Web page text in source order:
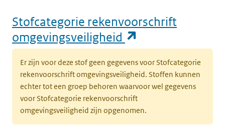
Stofcategorie rekenvoorschrift
omgevingsveiligheid
Er zijn voor deze stof geen gegevens voor Stofcategorie
rekenvoorschrift omgevingsveiligheid. Stoffen kunnen
echter tot een groep behoren waarvoor wel gegevens
voor Stofcategorie rekenvoorschrift
omgevingsveiligheid zijn opgenomen.